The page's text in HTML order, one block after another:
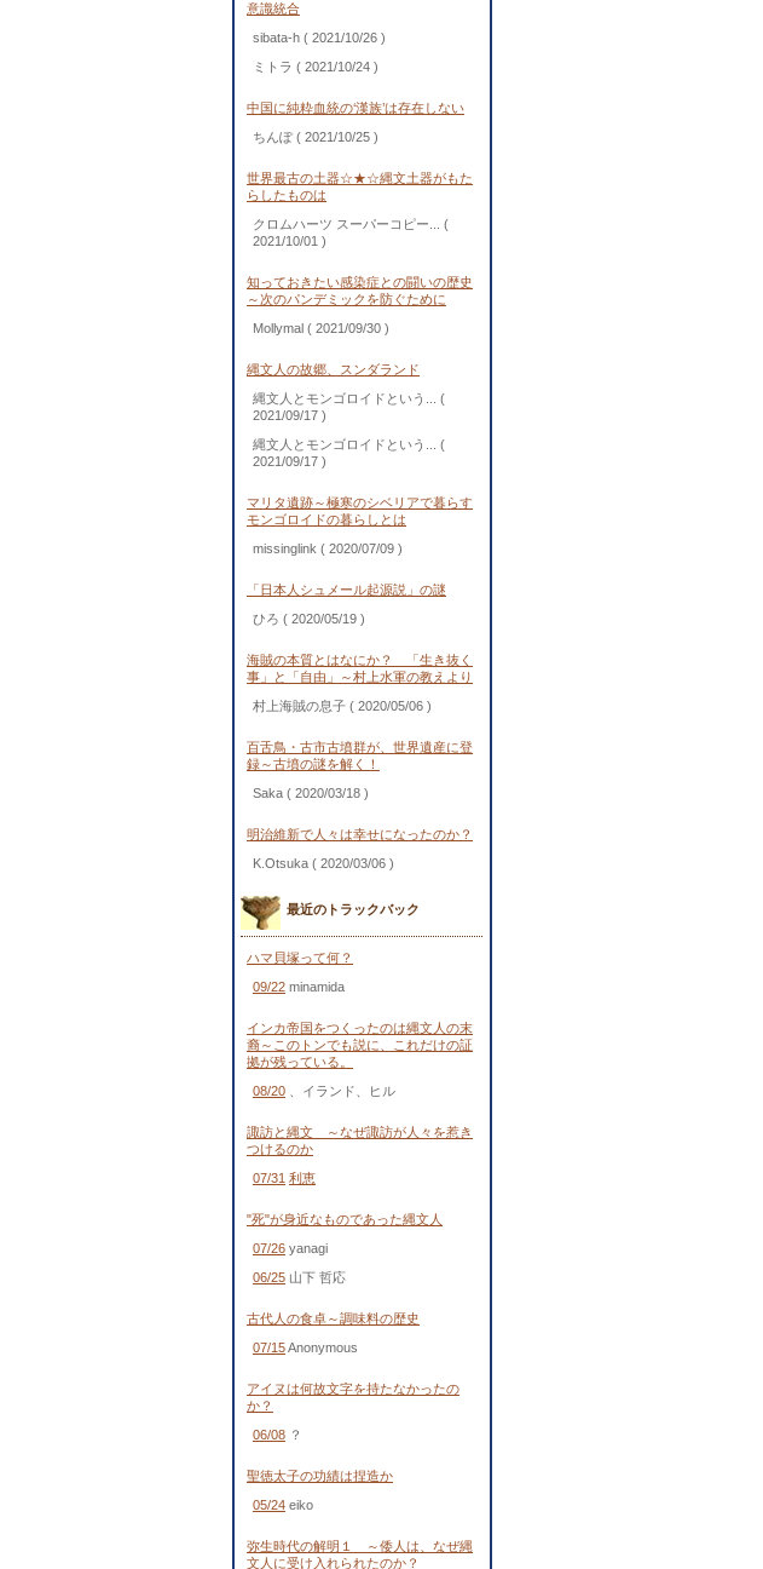
意識統合
sibata-h ( 2021/10/26 )
ミトラ ( 2021/10/24 )
中国に純粋血統の‘漢族’は存在しない
ちんぽ( 2021/10/25 )
世界最古の土器☆★☆縄文土器がもた
らしたものは
クロムハーツ スーパーコピー... (
2021/10/01 )
知っておきたい感染症との闘いの歴史
～次のパンデミックを防ぐために
Mollymal ( 2021/09/30 )
縄文人の故郷、スンダランド
縄文人とモンゴロイドという... (
2021/09/17 )
縄文人とモンゴロイドという... (
2021/09/17 )
マリタ遺跡～極寒のシベリアで暮らす
モンゴロイドの暮らしとは
missinglink ( 2020/07/09 )
「日本人シュメール起源説」の謎
ひろ ( 2020/05/19 )
海賊の本質とはなにか？ 「生き抜く
事」と「自由」～村上水軍の教えより
村上海賊の息子 ( 2020/05/06 )
百舌鳥・古市古墳群が、世界遺産に登
録～古墳の謎を解く！
Saka ( 2020/03/18 )
明治維新で人々は幸せになったのか？
K.Otsuka ( 2020/03/06 )
最近のトラックバック
ハマ貝塚って何？
09/22 minamida
インカ帝国をつくったのは縄文人の末
裔～このトンでも説に、これだけの証
拠が残っている。
08/20
、イランド、ヒル
諏訪と縄文 ～なぜ諏訪が人々を惹き
つけるのか
07/31 利恵
"死"が身近なものであった縄文人
07/26 yanagi
06/25 山下 哲応
古代人の食卓～調味料の歴史
07/15Anonymous
アイヌは何故文字を持たなかったの
か？
06/08 ？
聖徳太子の功績は捏造か
05/24 eiko
弥生時代の解明１ ～倭人は、なぜ縄
文人に受け入れられたのか？